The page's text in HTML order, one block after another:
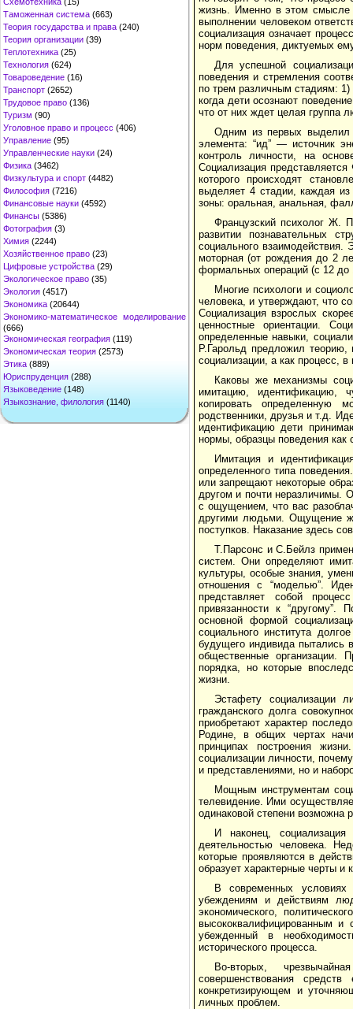
Таможенная система (663)
Теория государства и права (240)
Теория организации (39)
Теплотехника (25)
Технология (624)
Товароведение (16)
Транспорт (2652)
Трудовое право (136)
Туризм (90)
Уголовное право и процесс (406)
Управление (95)
Управленческие науки (24)
Физика (3462)
Физкультура и спорт (4482)
Философия (7216)
Финансовые науки (4592)
Финансы (5386)
Фотография (3)
Химия (2244)
Хозяйственное право (23)
Цифровые устройства (29)
Экологическое право (35)
Экология (4517)
Экономика (20644)
Экономико-математическое моделирование
(666)
Экономическая география (119)
Экономическая теория (2573)
Этика (889)
Юриспруденция (288)
Языковедение (148)
Языкознание, филология (1140)
жизнь. Именно в этом смысле
выполнении человеком
социализация означает
норм поведения, диктуемых
Для успешной
поведения и стремления
по трем различным стадиям: 1)
когда дети осознают
что от них ждет целая группа
Одним из первых выделил
элемента: “ид” — источник
контроль личности, на
Социализация
которого происходят
выделяет 4 стадии, каждая
зоны: оральная, анальная,
Французский психолог Ж.
развитии познавательных
социального
моторная (от рождения до 2
формальных операций (с 12 до
Многие психологи и
человека, и утверждают, что
Социализация взрослых
ценностные ориентации.
определенные навыки,
Р.Гарольд предложил теорию,
социализации, а как процесс,
Каковы же механизмы
имитацию, идентификацию,
копировать определенную
родственники, друзья и т.д.
идентификацию дети
нормы, образцы поведения как
Имитация и
определенного типа
или запрещают некоторые
другом и почти неразличимы.
с ощущением, что вас
другими людьми. Ощущение
поступков. Наказание здесь
Т.Парсонс и С.Бейлз
систем. Они определяют
культуры, особые знания,
отношения с “моделью”.
представляет собой
привязанности к “другому”.
основной формой
социального института
будущего индивида пытались
общественные организации.
порядка, но которые
жизни.
Эстафету социализации
гражданского долга
приобретают характер
Родине, в общих чертах
принципах построения
социализации личности,
и представлениями, но и
Мощным инструментам
телевидение. Ими
одинаковой степени возможна
И наконец, социализация
деятельностью человека.
которые проявляются в
образует характерные черты
В современных условиях
убеждениям и действиям
экономического,
высококвалифицированным и
убежденный в
исторического процесса.
Во-вторых,
совершенствования
конкретизирующем и
личных проблем.